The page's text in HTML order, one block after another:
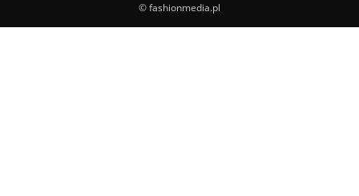
© fashionmedia.pl